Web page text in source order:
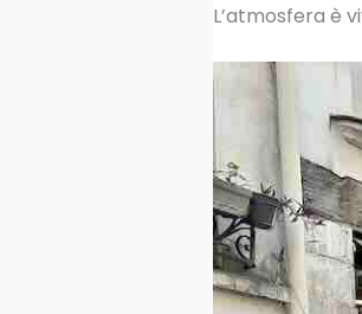
L’atmosfera è